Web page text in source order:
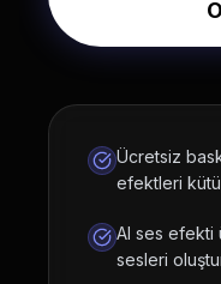
Ücretsiz
efektleri
AI ses efekti
sesleri